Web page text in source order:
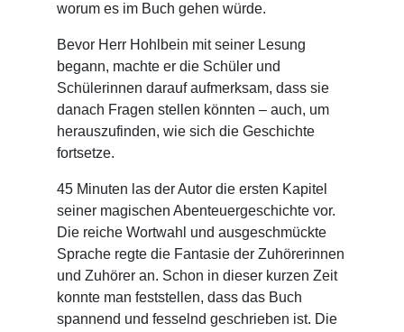
worum es im Buch gehen würde.
Bevor Herr Hohlbein mit seiner Lesung
begann, machte er die Schüler und
Schülerinnen darauf aufmerksam, dass sie
danach Fragen stellen könnten – auch, um
herauszufinden, wie sich die Geschichte
fortsetze.
45 Minuten las der Autor die ersten Kapitel
seiner magischen Abenteuergeschichte vor.
Die reiche Wortwahl und ausgeschmückte
Sprache regte die Fantasie der Zuhörerinnen
und Zuhörer an. Schon in dieser kurzen Zeit
konnte man feststellen, dass das Buch
spannend und fesselnd geschrieben ist. Die